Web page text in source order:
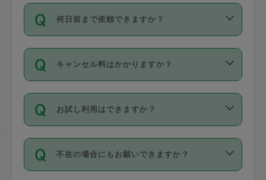
時間も被らない場合、損害保険の対象外
社員など様々なバックグラウンドの方が
登録しています。
日本語も話せる方など様々です。
ールに記載していますので、各自の得意
を依頼してください。
確認しています。タスカジさんトレーニ
ング動画を使ったセルフトレーニングの
現場トライアルを受け、合格したタスカ
ジさんが活動されています。
※テストセンターの講評は１件目のレビュ
参考
【詳細】タスカジさんの登録に際
依頼者とタスカジさんとの間でタスカジ
を通して成立した作業時間内での作業に
適用されます。作業範囲は、掃除、洗
です。作業中に物を壊したり、人にけが
をさせたりした場合が対象で、補償金額
す。
写真を撮り、
何日前まで依頼できますか？
ご依頼は、現在を起点に3日後（72時間
以降）の日時から受付可能となっていま
す。
タスカジさんへ「募集」をかけることが
可能です。
キャンセル料はかかりますか？
キャンセル料には、以下の2種類がありま
す。
1. 直前キャンセル（定期、スポット契約
共通）
お試し利用はできますか？
「お試し利用」というメニューはありま
せんが、「一回のみ」依頼を活用するこ
とによって、気に入ったタスカジさんを
不在の場合にもお願いできますか？